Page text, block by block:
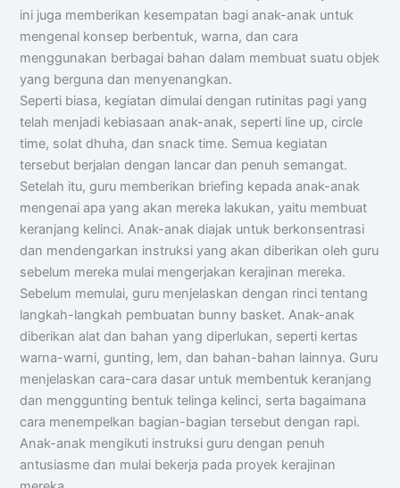
ini juga memberikan kesempatan bagi anak-anak untuk
mengenal konsep berbentuk, warna, dan cara
menggunakan berbagai bahan dalam membuat suatu objek
yang berguna dan menyenangkan.
Seperti biasa, kegiatan dimulai dengan rutinitas pagi yang
telah menjadi kebiasaan anak-anak, seperti line up, circle
time, solat dhuha, dan snack time. Semua kegiatan
tersebut berjalan dengan lancar dan penuh semangat.
Setelah itu, guru memberikan briefing kepada anak-anak
mengenai apa yang akan mereka lakukan, yaitu membuat
keranjang kelinci. Anak-anak diajak untuk berkonsentrasi
dan mendengarkan instruksi yang akan diberikan oleh guru
sebelum mereka mulai mengerjakan kerajinan mereka.
Sebelum memulai, guru menjelaskan dengan rinci tentang
langkah-langkah pembuatan bunny basket. Anak-anak
diberikan alat dan bahan yang diperlukan, seperti kertas
warna-warni, gunting, lem, dan bahan-bahan lainnya. Guru
menjelaskan cara-cara dasar untuk membentuk keranjang
dan menggunting bentuk telinga kelinci, serta bagaimana
cara menempelkan bagian-bagian tersebut dengan rapi.
Anak-anak mengikuti instruksi guru dengan penuh
antusiasme dan mulai bekerja pada proyek kerajinan